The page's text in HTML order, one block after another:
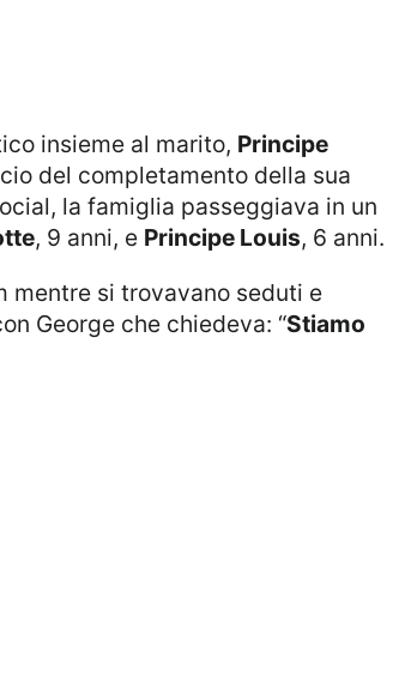
insieme al marito, Principe
del completamento della sua
la famiglia passeggiava in un
, 9 anni, e Principe Louis, 6 anni.
George che chiedeva: “Stiamo